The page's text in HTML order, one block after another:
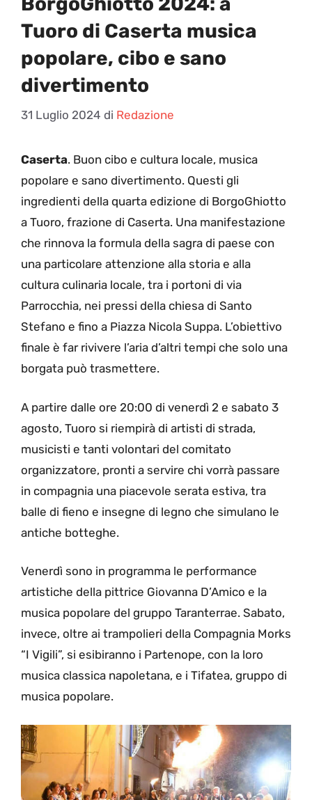
Tuoro di Caserta musica
popolare, cibo e sano
divertimento
31 Luglio 2024 di Redazione
Caserta. Buon cibo e cultura locale, musica
popolare e sano divertimento. Questi gli
ingredienti della quarta edizione di BorgoGhiotto
a Tuoro, frazione di Caserta. Una manifestazione
che rinnova la formula della sagra di paese con
una particolare attenzione alla storia e alla
cultura culinaria locale, tra i portoni di via
Parrocchia, nei pressi della chiesa di Santo
Stefano e fino a Piazza Nicola Suppa. L’obiettivo
finale è far rivivere l’aria d’altri tempi che solo una
borgata può trasmettere.
A partire dalle ore 20:00 di venerdì 2 e sabato 3
agosto, Tuoro si riempirà di artisti di strada,
musicisti e tanti volontari del comitato
organizzatore, pronti a servire chi vorrà passare
in compagnia una piacevole serata estiva, tra
balle di fieno e insegne di legno che simulano le
antiche botteghe.
Venerdì sono in programma le performance
artistiche della pittrice Giovanna D’Amico e la
musica popolare del gruppo Taranterrae. Sabato,
invece, oltre ai trampolieri della Compagnia Morks
“I Vigili”, si esibiranno i Partenope, con la loro
musica classica napoletana, e i Tifatea, gruppo di
musica popolare.